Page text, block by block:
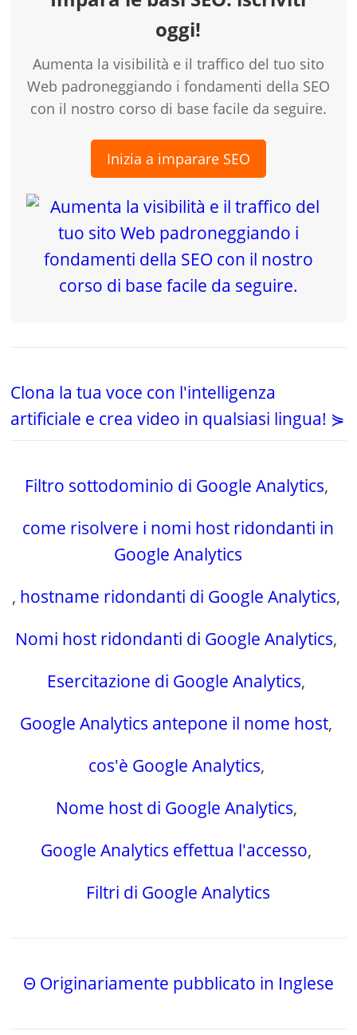
oggi!
Aumenta la visibilità e il traffico del tuo sito
Web padroneggiando i fondamenti della SEO
con il nostro corso di base facile da seguire.
Inizia a imparare SEO
Clona la tua voce con l'intelligenza
artificiale e crea video in qualsiasi lingua! ⋟
Filtro sottodominio di Google Analytics,
come risolvere i nomi host ridondanti in
Google Analytics
, hostname ridondanti di Google Analytics,
Nomi host ridondanti di Google Analytics,
Esercitazione di Google Analytics,
Google Analytics antepone il nome host,
cos'è Google Analytics,
Nome host di Google Analytics,
Google Analytics effettua l'accesso,
Filtri di Google Analytics
Θ Originariamente pubblicato in Inglese